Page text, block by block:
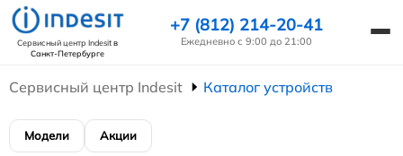
Сервисный центр Indesitв
Санкт-Петербурге
+7 (812) 214-20-41
Ежедневно с 9:00 до 21:00
Сервисный центр Indesit Каталог устройств
Модели Акции